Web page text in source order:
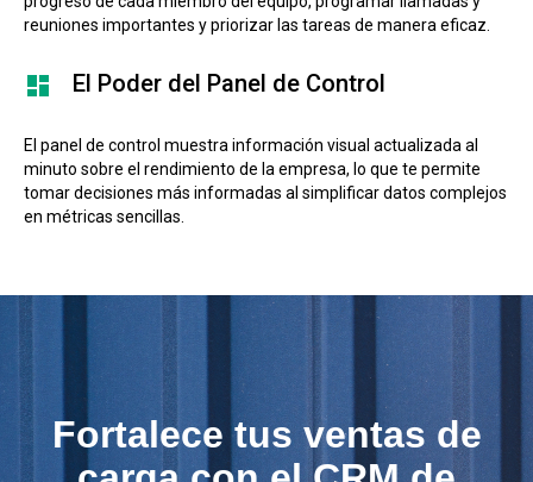
reuniones importantes y priorizar las tareas de manera eficaz.
El Poder del Panel de Control
El panel de control muestra información visual actualizada al
minuto sobre el rendimiento de la empresa, lo que te permite
tomar decisiones más informadas al simplificar datos complejos
en métricas sencillas.
Fortalece tus ventas de